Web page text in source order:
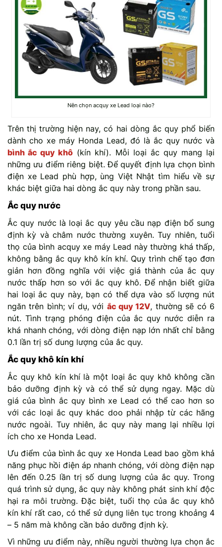
Nên chọn acquy xe Lead loại nào?
Trên thị trường hiện nay, có hai dòng ắc quy phổ biến
dành cho xe máy Honda Lead, đó là ắc quy nước và
bình ắc quy khô (kín khí). Mỗi loại ắc quy mang lại
những ưu điểm riêng biệt. Để quyết định lựa chọn bình
điện xe Lead phù hợp, ùng Việt Nhật tìm hiểu về sự
khác biệt giữa hai dòng ắc quy này trong phần sau.
Ắc quy nước
Ắc quy nước là loại ắc quy yêu cầu nạp điện bổ sung
định kỳ và châm nước thường xuyên. Tuy nhiên, tuổi
thọ của bình acquy xe máy Lead này thường khá thấp,
không bằng ắc quy khô kín khí. Quy trình chế tạo đơn
giản hơn đồng nghĩa với việc giá thành của ắc quy
nước thấp hơn so với ắc quy khô. Để nhận biết giữa
hai loại ắc quy này, bạn có thể dựa vào số lượng nút
ngăn trên bình; ví dụ, với ắc quy 12V, thường sẽ có 6
nút. Tình trạng phóng điện của ắc quy nước diễn ra
khá nhanh chóng, với dòng điện nạp lớn nhất chỉ bằng
0.1 lần trị số dung lượng của ắc quy.
Ắc quy khô kín khí
Ắc quy khô kín khí là một loại ắc quy khô không cần
bảo dưỡng định kỳ và có thể sử dụng ngay. Mặc dù
giá của bình ắc quy bình xe Lead có thể cao hơn so
với các loại ắc quy khác doo phải nhập từ các hãng
nước ngoài. Tuy nhiên, ắc quy này mang lại nhiều lợi
ích cho xe Honda Lead.
Ưu điểm của bình ắc quy xe Honda Lead bao gồm khả
năng phục hồi điện áp nhanh chóng, với dòng điện nạp
lên đến 0.25 lần trị số dung lượng của ắc quy. Trong
quá trình sử dụng, ắc quy này không phát sinh khí độc
hại ra môi trường. Đặc biệt, tuổi thọ của ắc quy khô
kín khí rất cao, có thể sử dụng liên tục trong khoảng 4
– 5 năm mà không cần bảo dưỡng định kỳ.
Vì những ưu điểm này, nhiều người thường lựa chọn ắc